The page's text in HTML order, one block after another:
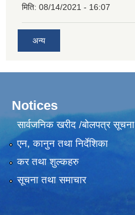
मिति: 08/14/2021 - 16:07
अन्य
Notices
सार्वजनिक खरीद /बोलपत्र सूचना
एन, कानुन तथा निर्देशिका
कर तथा शुल्कहरु
सूचना तथा समाचार